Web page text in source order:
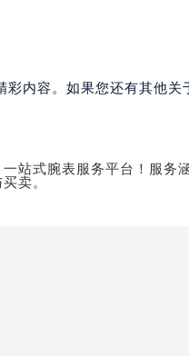
天梭售后服务中心（需提前
街天梭售后服务中心（需
天梭售后服务中心（需提前
南大街天梭售后服务中心（
售后服务中心（需提前预
梭售后服务中心（需提前预
彩内容。如果您还有其他